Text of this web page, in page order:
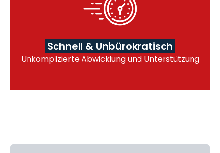
Schnell & Unbürokratisch
Unkomplizierte Abwicklung und Unterstützung